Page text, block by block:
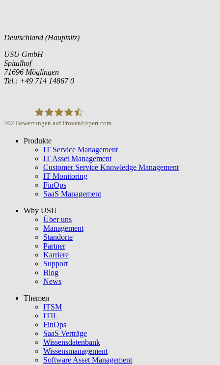
Deutschland (Hauptsitz)
USU GmbH
Spitalhof
71696 Möglingen
Tel.: +49 714 14867 0
USU GmbH
402 Bewertungen auf ProvenExpert.com
Produkte
IT Service Management
IT Asset Management
Customer Service Knowledge Management
IT Monitoring
FinOps
SaaS Management
Why USU
Über uns
Management
Standorte
Partner
Karriere
Support
Blog
News
Themen
ITSM
ITIL
FinOps
SaaS Verträge
Wissensdatenbank
Wissensmanagement
Software Asset Management